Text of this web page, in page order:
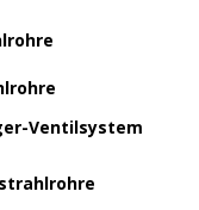
Ventilsystem